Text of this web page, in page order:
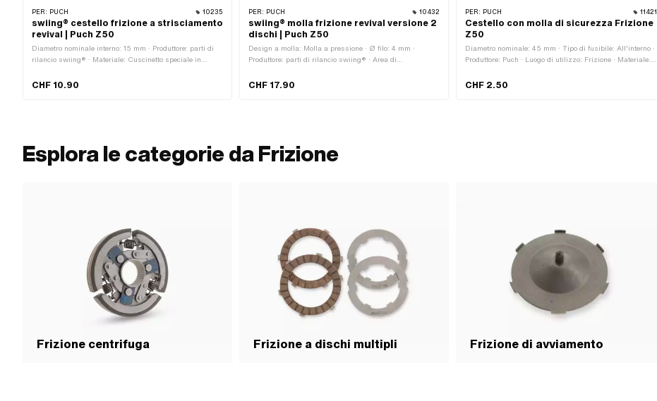
PER: PUCH 10235
swiing® cestello frizione a strisciamento
revival | Puch Z50
Diametro nominale interno: 15 mm · Produttore: parti di
rilancio swiing® · Materiale: Cuscinetto speciale in
totale: 16.2 mm
CHF 10.90
PER: PUCH 10432
swiing® molla frizione revival versione 2
dischi | Puch Z50
Design a molla: Molla a pressione · Ø filo: 4 mm ·
Produttore: parti di rilancio swiing® · Area di
· Materiale: Acciaio per molle · Colore: grigio · Ø interno:
CHF 17.90
PER: PUCH 11421
Cestello con molla di sicurezza Frizione
Z50
Diametro nominale: 45 mm · Tipo di fusibile: All'interno ·
Produttore: Puch · Luogo di utilizzo: Frizione · Materiale:
CHF 2.50
Esplora le categorie da Frizione
Frizione centrifuga Frizione a dischi multipli Frizione di avviamento